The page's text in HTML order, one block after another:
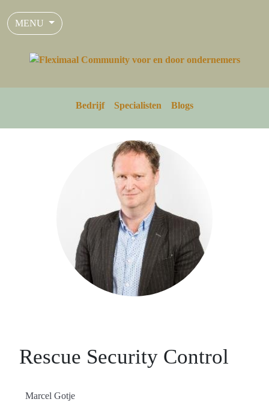
MENU
Bedrijf Specialisten Blogs
Rescue Security Control
Marcel Gotje